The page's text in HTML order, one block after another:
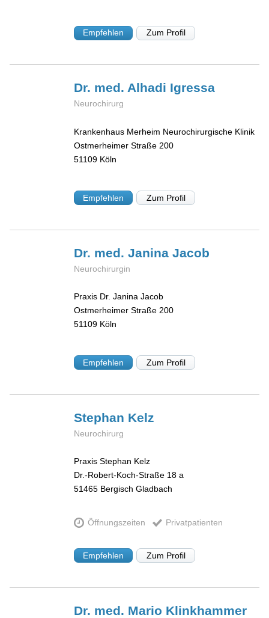
Empfehlen Zum Profil
Dr. med. Alhadi Igressa
Neurochirurg
Krankenhaus Merheim Neurochirurgische Klinik
Ostmerheimer Straße 200
51109 Köln
Empfehlen Zum Profil
Dr. med. JaninaJacob
Neurochirurgin
Praxis Dr. Janina Jacob
Ostmerheimer Straße 200
51109 Köln
Empfehlen Zum Profil
Stephan Kelz
Neurochirurg
Praxis Stephan Kelz
Dr.-Robert-Koch-Straße 18 a
51465 Bergisch Gladbach
Öffnungszeiten Privatpatienten
Empfehlen Zum Profil
Dr. med. Mario Klinkhammer